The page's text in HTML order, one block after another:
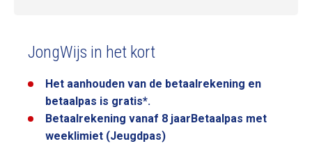
JongWijs in het kort
Het aanhouden van de betaalrekening en
betaalpas is gratis*.
Betaalrekening vanaf 8 jaarBetaalpas met
weeklimiet (Jeugdpas)